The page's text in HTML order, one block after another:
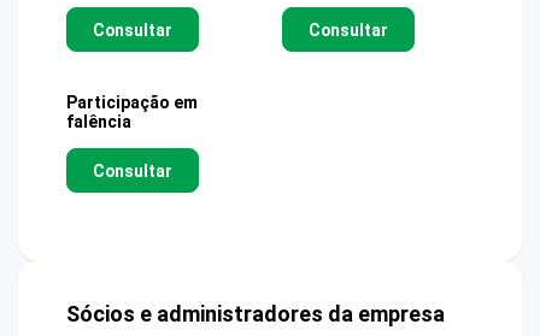
Consultar Consultar
Participação em
falência
Consultar
Sócios e administradores da empresa